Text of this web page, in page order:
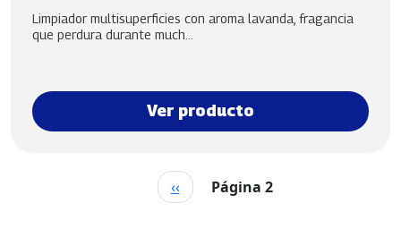
Limpiador multisuperficies con aroma lavanda, fragancia
que perdura durante much...
Ver producto
Página anterior
‹‹ Página 2